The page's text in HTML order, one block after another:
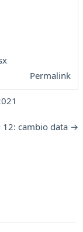
Permalink
12: cambio data →